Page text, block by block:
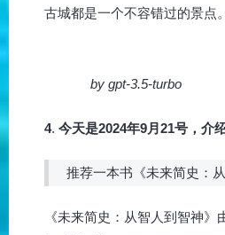
古城都是一个不容错过的景点。
by gpt-3.5-turbo
4. 今天是2024年9月21号，介
推荐一本书《未来简史：
《未来简史：从智人到智神